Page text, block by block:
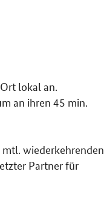
lokal an.
an ihren 45 min.
wiederkehrenden
Partner für